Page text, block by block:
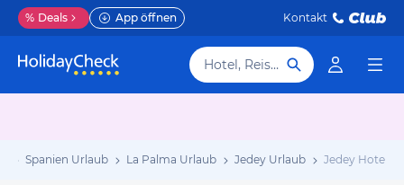
% Deals App öffnen Kontakt
Hotel, Reiseziel
Spanien Urlaub La Palma Urlaub Jedey Urlaub Jedey Hotels